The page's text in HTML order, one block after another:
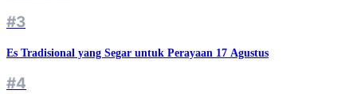
#3
Es Tradisional yang Segar untuk Perayaan 17 Agustus
#4